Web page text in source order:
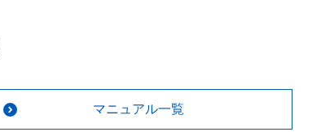
マニュアル一覧